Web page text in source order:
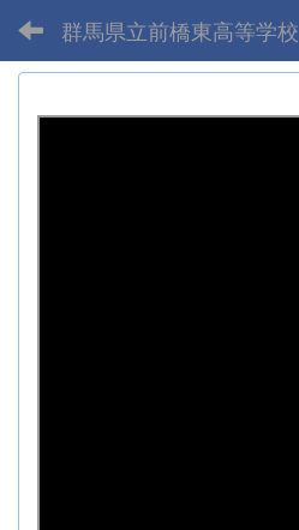
群馬県立前橋東高等学校